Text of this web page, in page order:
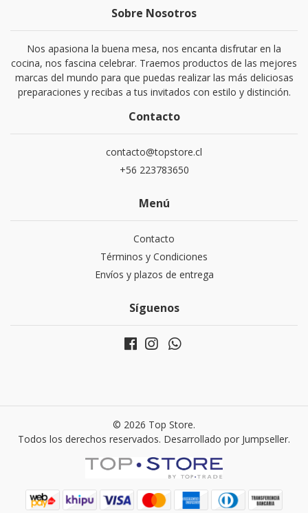
Sobre Nosotros
Nos apasiona la buena mesa, nos encanta disfrutar en la
cocina, nos fascina celebrar. Traemos productos de las mejores
marcas del mundo para que puedas realizar las más deliciosas
preparaciones y recibas a tus invitados con estilo y distinción.
Contacto
contacto@topstore.cl
+56 223783650
Menú
Contacto
Términos y Condiciones
Envíos y plazos de entrega
Síguenos
© 2026 Top Store.
Todos los derechos reservados. Desarrollado por Jumpseller.